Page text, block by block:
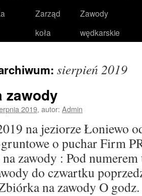
Zarząd
koła
Zawody
wędkarskie
sierpień 2019
zawody
2019, autor: Admin
na jeziorze Łoniewo
gruntowe o puchar Firm
zawody : Pod
do czwartku
na zawody O